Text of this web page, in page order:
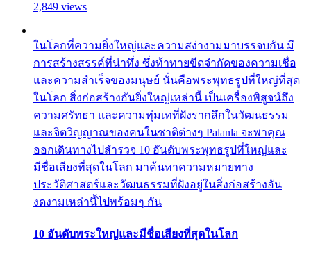
2,849 views
ในโลกที่ความยิ่งใหญ่และความสง่างามมาบรรจบกัน มี
การสร้างสรรค์ที่น่าทึ่ง ซึ่งท้าทายขีดจำกัดของความเชื่อ
และความสำเร็จของมนุษย์ นั่นคือพระพุทธรูปที่ใหญ่ที่สุด
ในโลก สิ่งก่อสร้างอันยิ่งใหญ่เหล่านี้ เป็นเครื่องพิสูจน์ถึง
ความศรัทธา และความทุ่มเทที่ฝังรากลึกในวัฒนธรรม
และจิตวิญญาณของคนในชาติต่างๆ Palanla จะพาคุณ
ออกเดินทางไปสำรวจ 10 อันดับพระพุทธรูปที่ใหญ่และ
มีชื่อเสียงที่สุดในโลก มาค้นหาความหมายทาง
ประวัติศาสตร์และวัฒนธรรมที่ฝังอยู่ในสิ่งก่อสร้างอัน
งดงามเหล่านี้ไปพร้อมๆ กัน
10 อันดับพระใหญ่และมีชื่อเสียงที่สุดในโลก